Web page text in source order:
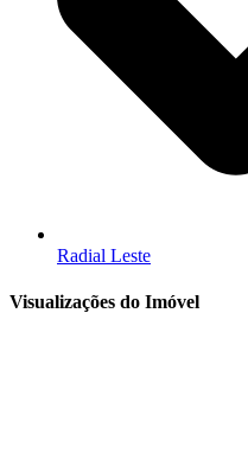
Radial Leste
Visualizações do Imóvel